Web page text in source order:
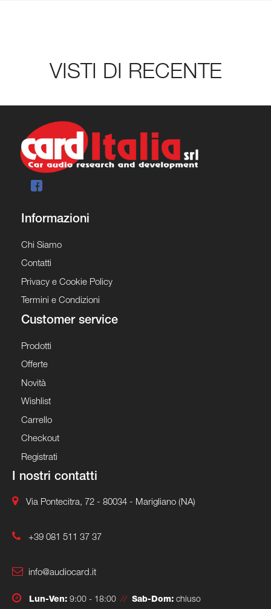
VISTI DI RECENTE
Informazioni
Chi Siamo
Contatti
Privacy e Cookie Policy
Termini e Condizioni
Customer service
Prodotti
Offerte
Novità
Wishlist
Carrello
Checkout
Registrati
I nostri contatti
Via Pontecitra, 72 - 80034 - Marigliano (NA)
+39 081 511 37 37
info@audiocard.it
Lun-Ven: 9:00 - 18:00// Sab-Dom: chiuso